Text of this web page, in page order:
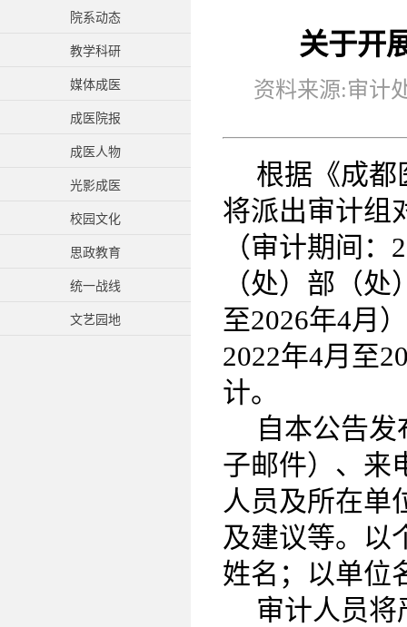
院系动态
教学科研
媒体成医
成医院报
成医人物
光影成医
校园文化
思政教育
统一战线
文艺园地
关于开
资料来源:审计
根据《成都
将派出审计组
（审计期间
（处）部（
至2026年4月
2022年4月至
计。
自本公告
子邮件）、来
人员及所在单
及建议等。以
姓名；以单位
审计人员